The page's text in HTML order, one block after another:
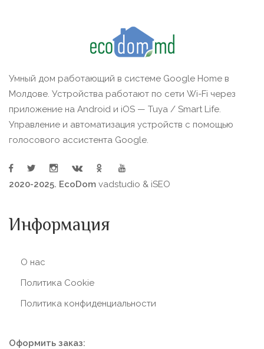
Умный дом работающий в системе Google Home в
Молдове. Устройства работают по сети Wi-Fi через
приложение на Android и iOS — Tuya / Smart Life.
Управление и автоматизация устройств с помощью
голосового ассистента Google.
2020-2025. EcoDom vadstudio & iSEO
Информация
О нас
Политика Сookie
Политика конфиденциальности
Оформить заказ: